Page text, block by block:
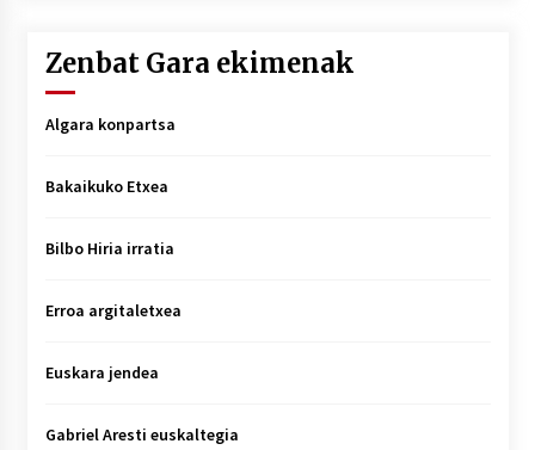
Zenbat Gara ekimenak
Algara konpartsa
Bakaikuko Etxea
Bilbo Hiria irratia
Erroa argitaletxea
Euskara jendea
Gabriel Aresti euskaltegia